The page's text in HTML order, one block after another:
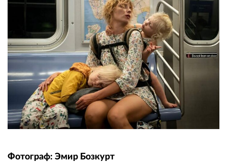
Фотограф: Эмир Бозкурт